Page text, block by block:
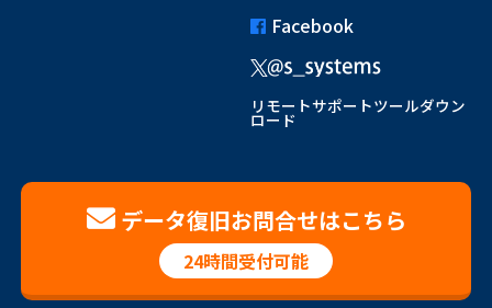
Facebook
リモートサポートツールダウン
ロード
データ復旧お問合せはこちら
24時間受付可能